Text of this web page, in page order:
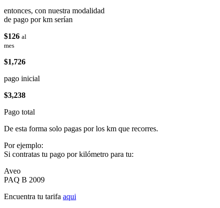
entonces, con nuestra modalidad
de pago por km serían
$126 al
mes
$1,726
pago inicial
$3,238
Pago total
De esta forma solo pagas por los km que recorres.
Por ejemplo:
Si contratas tu pago por kilómetro para tu:
Aveo
PAQ B 2009
Encuentra tu tarifa aqui